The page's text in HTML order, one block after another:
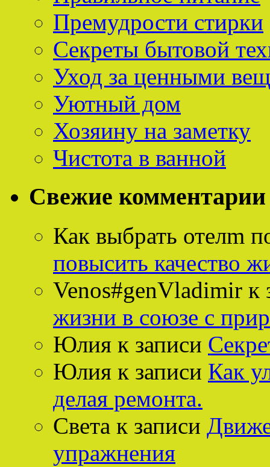
Премудрости стирки
Секреты бытовой
Уход за ценными
Уютный дом
Хозяину на заметку
Чистота в ванной
Свежие комментарии
Как выбрать отелm
повысить качество
Venos#genVladimir к
жизни в союзе с
Юлия к записи
Юлия к записи Как
делая ремонта.
Света к записи
упражнения